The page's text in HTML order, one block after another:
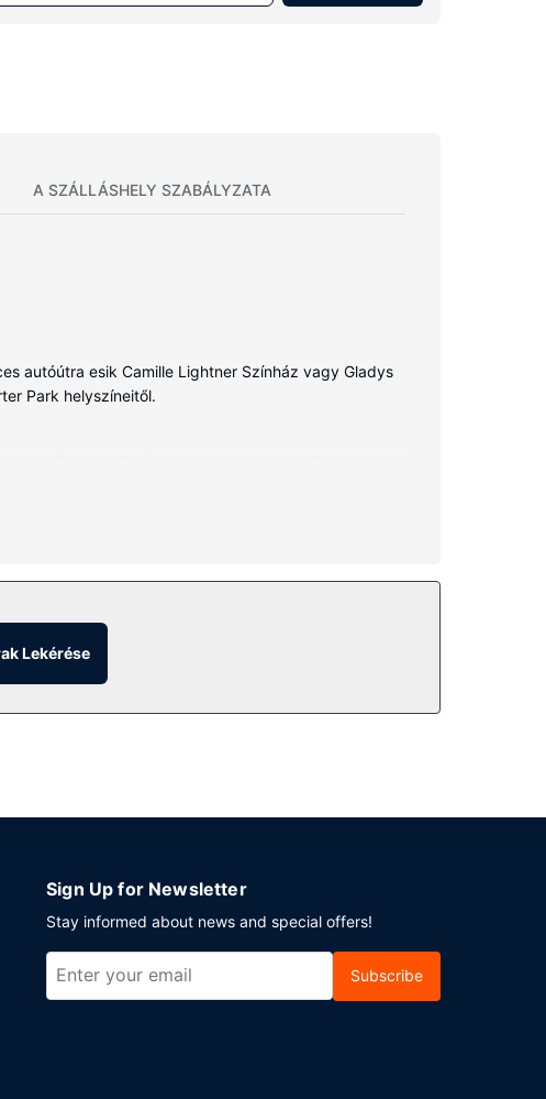
A SZÁLLÁSHELY SZABÁLYZATA
autóútra esik Camille Lightner Színház vagy Gladys
Park helyszíneitől.
A(z) privát fürdőszoba (kizárólag azok,
számára ingyenes egyéni parkolás biztosított
Lekérése
Sign Up for Newsletter
Stay informed about news and special offers!
Subscribe